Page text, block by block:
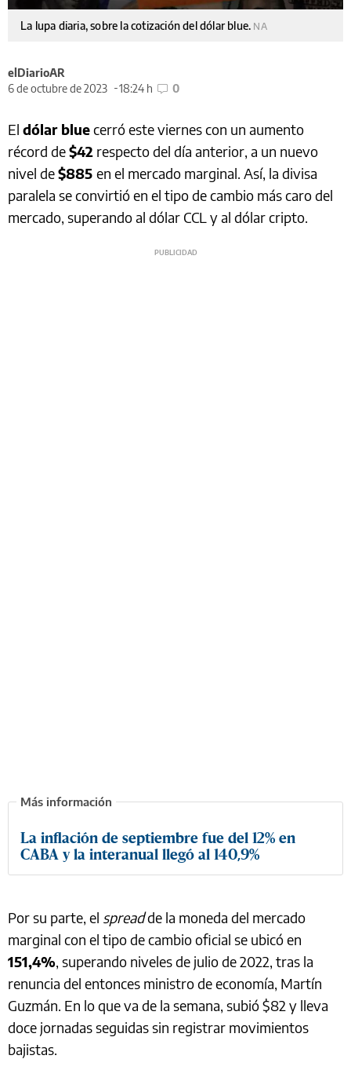
La lupa diaria, sobre la cotización del dólar blue. NA
elDiarioAR
6 de octubre de 2023
18:24 h 0
El dólar bluecerró este viernes con un aumento
récord de$42 respecto del día anterior, a un nuevo
nivel de$885 en el mercado marginal. Así, la divisa
paralela se convirtió en el tipo de cambio más caro del
mercado, superando al dólar CCL y al dólar cripto.
La inflación de septiembre fue del 12% en
CABA y la interanual llegó al 140,9%
Por su parte, el spreadde la moneda del mercado
marginal con el tipo de cambio oficial se ubicó en
151,4%, superando niveles de julio de 2022, tras la
renuncia del entonces ministro de economía, Martín
Guzmán. En lo que va de la semana, subió $82 y lleva
doce jornadas seguidas sin registrar movimientos
bajistas.